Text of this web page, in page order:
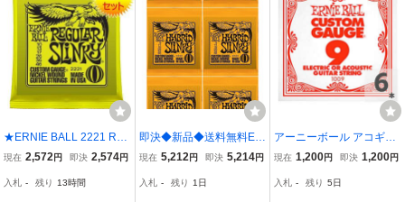
★ERNIE BALL 2221 RE
GULAR SLINKY エレキ弦
現在 2,572 円 即決 2,574円
入札 - 残り 13時間
即決◆新品◆送料無料ER
NIE BALL 2222×6(HYBRI
現在 5,212 円 即決 5,214円
入札 - 残り 1日
アーニーボール アコギ弦
/ エレキギター弦 バラ 6本
PLAIN STEEL ギター 弦
現在 1,200円 即決 1,200円
入札 - 残り 5日